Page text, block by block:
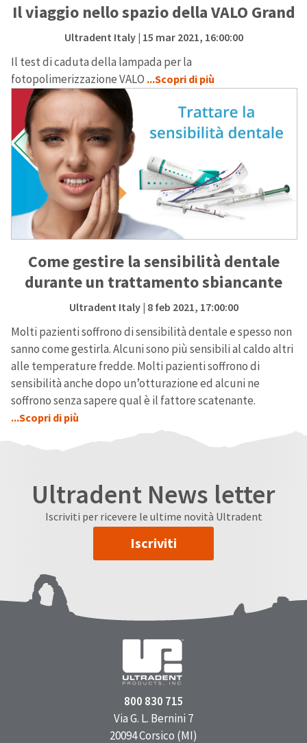
Il viaggio nello spazio della VALO Grand
Ultradent Italy| 15 mar 2021, 16:00:00
Il test di caduta della lampada per la
fotopolimerizzazione VALO ...Scopri di più
Come gestire la sensibilità dentale
durante un trattamento sbiancante
Ultradent Italy| 8 feb 2021, 17:00:00
Molti pazienti soffrono di sensibilità dentale e spesso non
sanno come gestirla. Alcuni sono più sensibili al caldo altri
alle temperature fredde. Molti pazienti soffrono di
sensibilità anche dopo un’otturazione ed alcuni ne
soffrono senza sapere qual è il fattore scatenante.
...Scopri di più
Ultradent News letter
Iscriviti per ricevere le ultime novità Ultradent
Iscriviti
800 830 715
Via G. L. Bernini 7
20094 Corsico (MI)